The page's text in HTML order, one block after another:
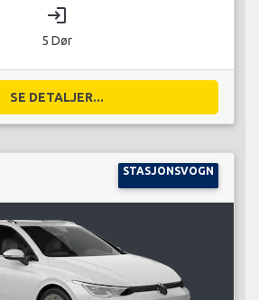
login
5 Dør
SE DETALJER...
STASJONSVOGN